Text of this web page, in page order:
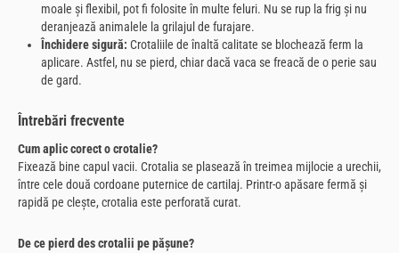
moale și flexibil, pot fi folosite în multe feluri. Nu se rup la frig și nu
deranjează animalele la grilajul de furajare.
Închidere sigură: Crotaliile de înaltă calitate se blochează ferm la
aplicare. Astfel, nu se pierd, chiar dacă vaca se freacă de o perie sau
de gard.
Întrebări frecvente
Cum aplic corect o crotalie?
Fixează bine capul vacii. Crotalia se plasează în treimea mijlocie a urechii,
între cele două cordoane puternice de cartilaj. Printr-o apăsare fermă și
rapidă pe clește, crotalia este perforată curat.
De ce pierd des crotalii pe pășune?